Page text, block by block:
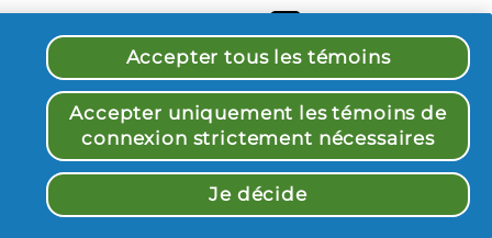
| Déclaration d'accessibilité |
Accepter tous les témoins
Accepter uniquement les témoins de
connexion strictement nécessaires
Je décide